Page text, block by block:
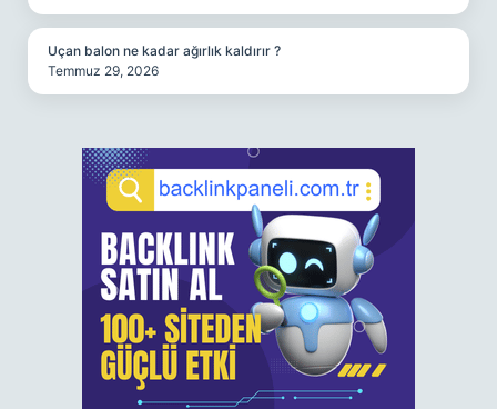
Uçan balon ne kadar ağırlık kaldırır ?
Temmuz 29, 2026